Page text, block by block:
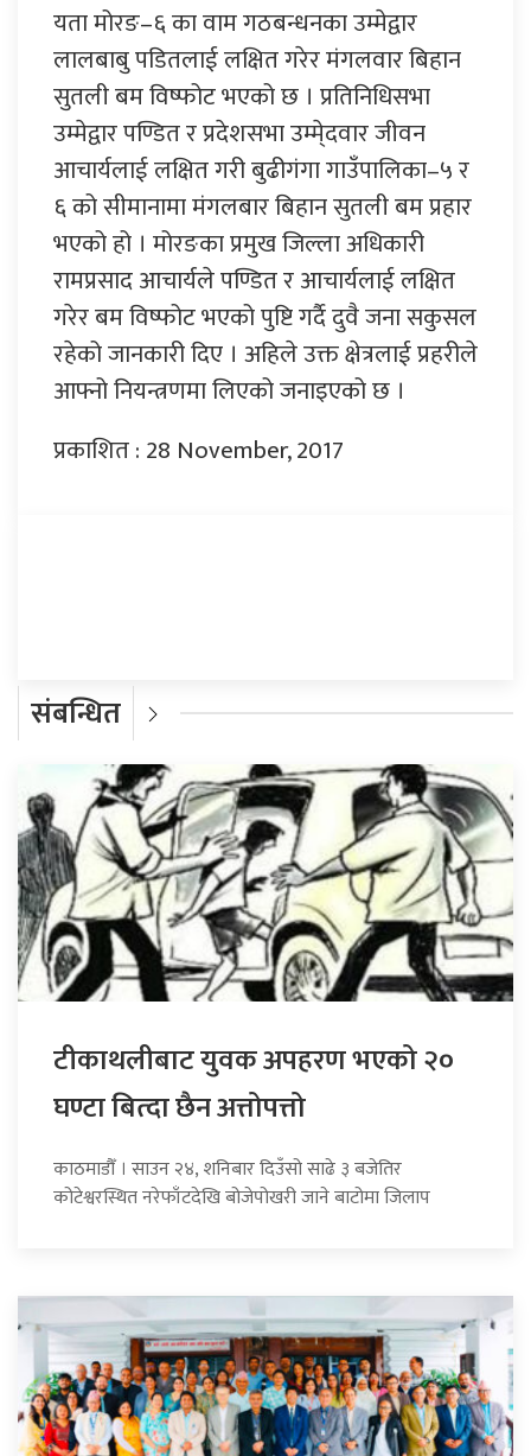
यता मोरङ–६ का वाम गठबन्धनका उम्मेद्वार
लालबाबु पडितलाई लक्षित गरेर मंगलवार बिहान
सुतली बम विष्फोट भएको छ । प्रतिनिधिसभा
उम्मेद्वार पण्डित र प्रदेशसभा उम्मे्दवार जीवन
आचार्यलाई लक्षित गरी बुढीगंगा गाउँपालिका–५ र
६ को सीमानामा मंगलबार बिहान सुतली बम प्रहार
भएको हो । मोरङका प्रमुख जिल्ला अधिकारी
रामप्रसाद आचार्यले पण्डित र आचार्यलाई लक्षित
गरेर बम विष्फोट भएको पुष्टि गर्दै दुवै जना सकुसल
रहेको जानकारी दिए । अहिले उक्त क्षेत्रलाई प्रहरीले
आफ्नो नियन्त्रणमा लिएको जनाइएको छ ।
प्रकाशित : 28 November, 2017
संबन्धित
टीकाथलीबाट युवक अपहरण भएको २०
घण्टा बित्दा छैन अत्तोपत्तो
काठमाडौँ । साउन २४, शनिबार दिउँसो साढे ३ बजेतिर
कोटेश्वरस्थित नरेफाँटदेखि बोजेपोखरी जाने बाटोमा जिलाप